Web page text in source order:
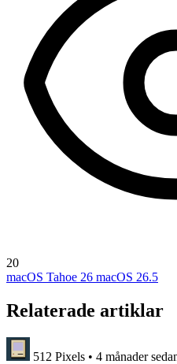
20
macOS Tahoe 26 macOS 26.5
Relaterade artiklar
512 Pixels • 4 månader